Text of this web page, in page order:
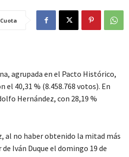
Cuota
agrupada en el Pacto Histórico,
40,31 % (8.458.768 votos). En
Hernández, con 28,19 %
al no haber obtenido la mitad más
Iván Duque el domingo 19 de